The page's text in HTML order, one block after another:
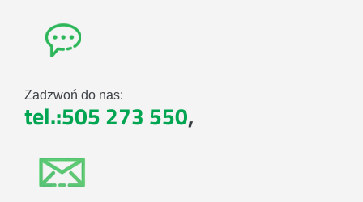
Zadzwoń do nas:
tel.:505 273 550,